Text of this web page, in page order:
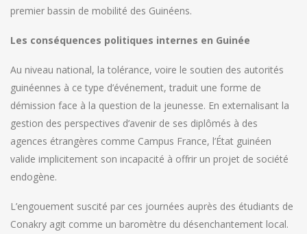
premier bassin de mobilité des Guinéens.
Les conséquences politiques internes en Guinée
Au niveau national, la tolérance, voire le soutien des autorités
guinéennes à ce type d’événement, traduit une forme de
démission face à la question de la jeunesse. En externalisant la
gestion des perspectives d’avenir de ses diplômés à des
agences étrangères comme Campus France, l’État guinéen
valide implicitement son incapacité à offrir un projet de société
endogène.
L’engouement suscité par ces journées auprès des étudiants de
Conakry agit comme un baromètre du désenchantement local.